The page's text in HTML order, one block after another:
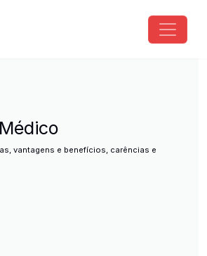
principal
Comercial
vantagens e benefícios, carências e